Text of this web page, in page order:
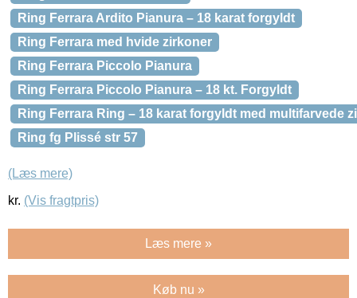
Ring Ferrara Ardito Pianura – 18 karat forgyldt
Ring Ferrara med hvide zirkoner
Ring Ferrara Piccolo Pianura
Ring Ferrara Piccolo Pianura – 18 kt. Forgyldt
Ring Ferrara Ring – 18 karat forgyldt med multifarvede
Ring fg Plissé str 57
(Læs mere)
kr. (Vis fragtpris)
Læs mere »
Køb nu »